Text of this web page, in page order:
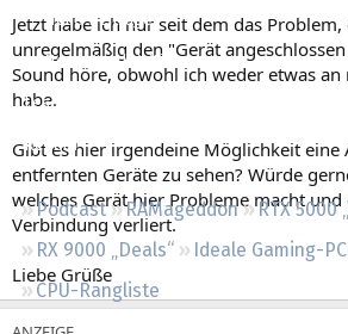
Neue Beiträge
Neueste Aktivitäten
Leserartikel
Regeln
Podcast RAMageddon
RTX 5000
RX 9000 „Deals“
Ideale Gaming-
CPU-Rangliste
Jetzt habe ich nur seit dem das Problem,
unregelmäßig den "Gerät
Sound höre, obwohl ich weder etwas an
habe.
Gibt es hier irgendeine Möglichkeit eine
entfernten Geräte zu sehen? Würde
welches Gerät hier Probleme macht
Verbindung verliert.
Liebe Grüße